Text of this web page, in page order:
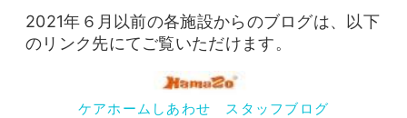
2021年６月以前の各施設からのブログは、以下
のリンク先にてご覧いただけます。
ケアホームしあわせ スタッフブログ